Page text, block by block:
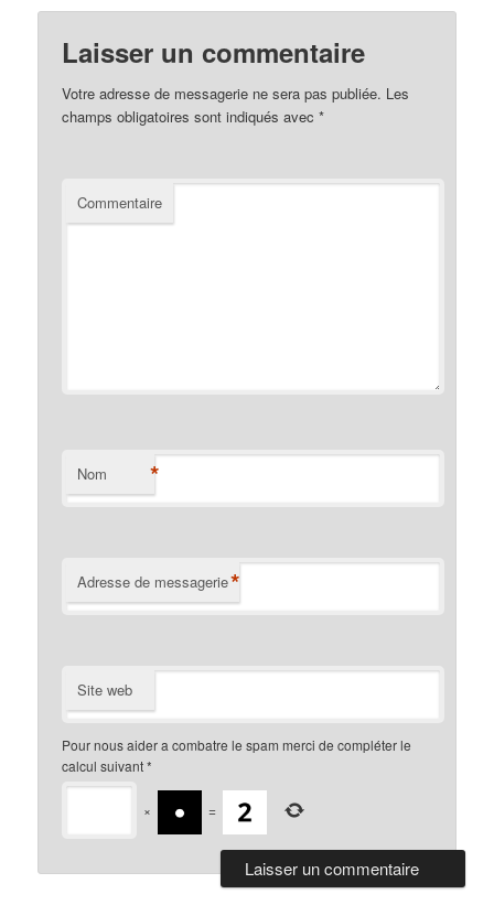
Laisser un commentaire
Votre adresse de messagerie ne sera pas publiée. Les
champs obligatoires sont indiqués avec*
Commentaire
Nom *
Adresse de messagerie*
Site web
Pour nous aider a combatre le spam merci de compléter le
calcul suivant*
× =